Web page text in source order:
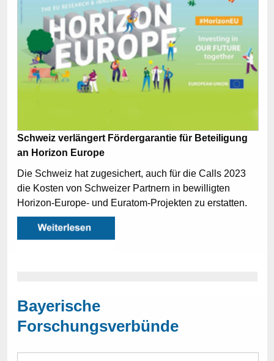
Schweiz verlängert Fördergarantie für Beteiligung
an Horizon Europe
Die Schweiz hat zugesichert, auch für die Calls 2023
die Kosten von Schweizer Partnern in bewilligten
Horizon-Europe- und Euratom-Projekten zu erstatten.
Bayerische
Forschungsverbünde